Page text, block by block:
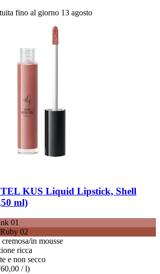
fino al giorno 13 agosto
KUS Liquid Lipstick, Shell
ml)
01
02
in mousse
ricca
e non secco
/ l)